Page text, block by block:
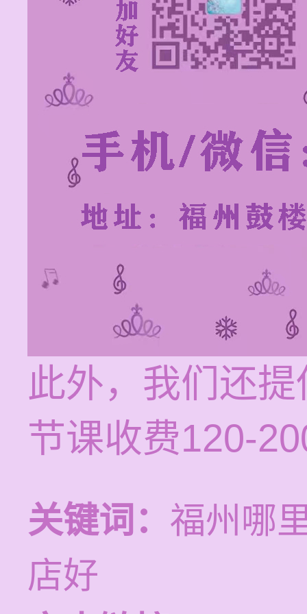
此外，我们还
节课收费120-
关键词： 福州哪
店好